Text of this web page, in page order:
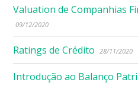
Valuation de Companhias
09/12/2020
Ratings de Crédito 28/11/2020
Introdução ao Balanço